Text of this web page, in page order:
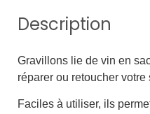
Description
Gravillons lie de vin en
réparer ou retoucher votre
Faciles à utiliser, ils